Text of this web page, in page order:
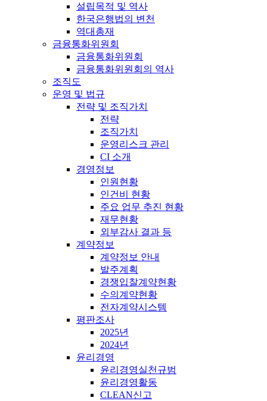
설립목적 및 역사
한국은행법의 변천
역대총재
금융통화위원회
금융통화위원회
금융통화위원회의 역사
조직도
운영 및 법규
전략 및 조직가치
전략
조직가치
운영리스크 관리
CI 소개
경영정보
인원현황
인건비 현황
주요 업무 추진 현황
재무현황
외부감사 결과 등
계약정보
계약정보 안내
발주계획
경쟁입찰계약현황
수의계약현황
전자계약시스템
평판조사
2025년
2024년
윤리경영
윤리경영실천규범
윤리경영활동
CLEAN신고